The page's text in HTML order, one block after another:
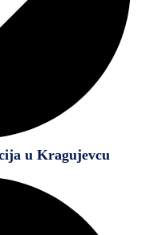
u Kragujevcu